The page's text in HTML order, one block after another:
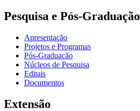
Pesquisa e Pós-Graduação
Apresentação
Projetos e Programas
Pós-Graduação
Núcleos de Pesquisa
Editais
Documentos
Extensão